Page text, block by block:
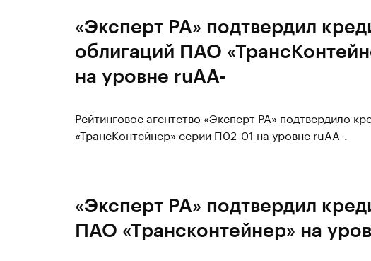
«Эксперт РА» подтвердил
облигаций ПАО
на уровне ruAA-
Рейтинговое агентство «Эксперт РА» подтвердило
«ТрансКонтейнер» серии П02-01 на уровне ruAA-.
«Эксперт РА» подтвердил
ПАО «Трансконтейнер» на